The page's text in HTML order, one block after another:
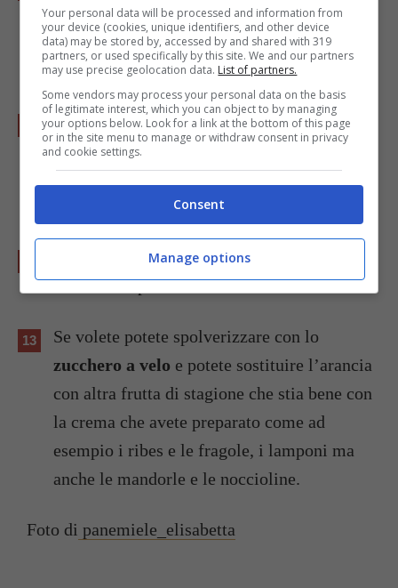
forno con i chicchi di riso, riempite ogni
tartelletta con lacremache avete preparato
e livellatela aiutandovi con un cucchiaio.
Lasciate raffreddare i dolcetti e nel
frattempo sbucciate a vivo 4 spicchi di
Decorate le tartellette con gli spicchi
d’arancia e pinoli e servite.
Se volete potete spolverizzare con lo
zucchero a velo e potete sostituire l’arancia
con altra frutta di stagione che stia bene con
la crema che avete preparato come ad
esempio i ribes e le fragole, i lamponi ma
anche le mandorle e le noccioline.
Foto di panemiele_elisabetta
Your personal data will be processed and information from
your device (cookies, unique identifiers, and other device
data) may be stored by, accessed by and shared with 319
partners, or used specifically by this site. We and our partners
may use precise geolocation data. List of partners.
Some vendors may process your personal data on the basis
of legitimate interest, which you can object to by managing
your options below. Look for a link at the bottom of this page
or in the site menu to manage or withdraw consent in privacy
and cookie settings.
Consent
Manage options